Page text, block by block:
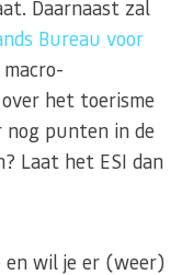
Daarnaast zal
Bureau voor
het toerisme
nog punten in de
Laat het ESI dan
en wil je er (weer)